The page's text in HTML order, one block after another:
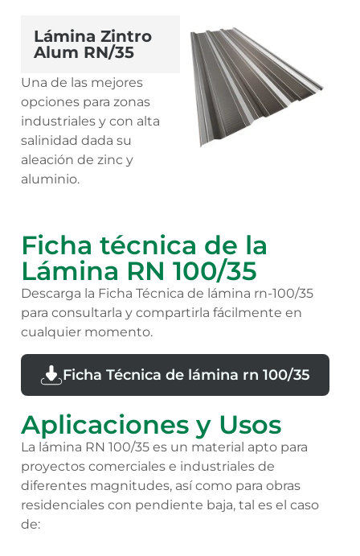
Lámina Zintro
Alum RN/35
Una de las mejores
opciones para zonas
industriales y con alta
salinidad dada su
aleación de zinc y
aluminio.
Ficha técnica de la
Lámina RN 100/35
Descarga la Ficha Técnica de lámina rn-100/35
para consultarla y compartirla fácilmente en
cualquier momento.
Ficha Técnica de lámina rn 100/35
Aplicaciones y Usos
La lámina RN 100/35 es un material apto para
proyectos comerciales e industriales de
diferentes magnitudes, así como para obras
residenciales con pendiente baja, tal es el caso
de: